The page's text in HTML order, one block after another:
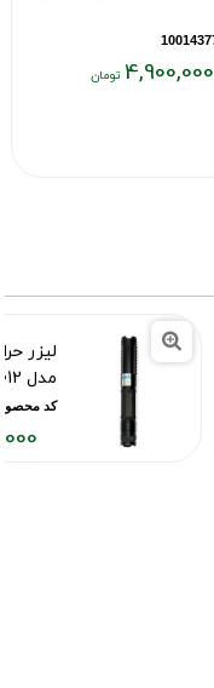
4,900,000
مدل 012 نور آبی
کد محصول